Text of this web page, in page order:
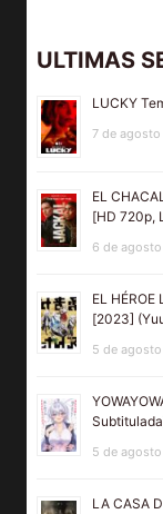
ULTIMAS
LUCKY
7 de
EL
[HD 720p,
6 de
EL HÉROE
[2023]
5 de
5 de
LA CASA